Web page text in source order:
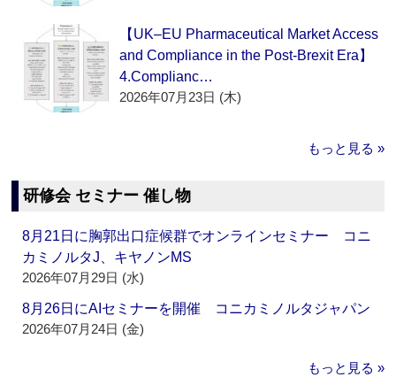
【UK–EU Pharmaceutical Market Access
and Compliance in the Post-Brexit Era】
4.Complianc…
2026年07月23日 (木)
もっと見る »
研修会 セミナー 催し物
8月21日に胸郭出口症候群でオンラインセミナー コニ
カミノルタJ、キヤノンMS
2026年07月29日 (水)
8月26日にAIセミナーを開催 コニカミノルタジャパン
2026年07月24日 (金)
もっと見る »